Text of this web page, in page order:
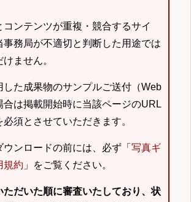
ンテンツが重複・競合するサイ
事務局が不適切と判断した用途では
ません。
た成果物のサンプルご送付（Web
合は掲載開始時に当該ページのURL
須とさせていただきます。
ンロードの前には、必ず「 写真ギ
規約 」をご覧ください。
だいた順に審査いたしており、状